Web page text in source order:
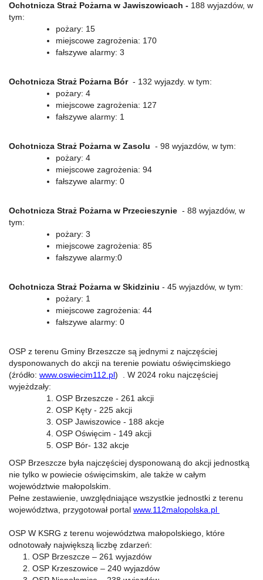
Ochotnicza Straż Pożarna w Jawiszowicach - 188 wyjazdów, w
tym:
pożary: 15
miejscowe zagrożenia: 170
fałszywe alarmy: 3
Ochotnicza Straż Pożarna Bór - 132 wyjazdy. w tym:
pożary: 4
miejscowe zagrożenia: 127
fałszywe alarmy: 1
Ochotnicza Straż Pożarna w Zasolu - 98 wyjazdów, w tym:
pożary: 4
miejscowe zagrożenia: 94
fałszywe alarmy: 0
Ochotnicza Straż Pożarna w Przecieszynie - 88 wyjazdów, w
tym:
pożary: 3
miejscowe zagrożenia: 85
fałszywe alarmy:0
Ochotnicza Straż Pożarna w Skidziniu - 45 wyjazdów, w tym:
pożary: 1
miejscowe zagrożenia: 44
fałszywe alarmy: 0
OSP z terenu Gminy Brzeszcze są jednymi z najczęściej
dysponowanych do akcji na terenie powiatu oświęcimskiego
(źródło: www.oswiecim112.pl) . W 2024 roku najczęściej
wyjeżdzały:
OSP Brzeszcze - 261 akcji
OSP Kęty - 225 akcji
OSP Jawiszowice - 188 akcje
OSP Oświęcim - 149 akcji
OSP Bór- 132 akcje
OSP Brzeszcze była najczęściej dysponowaną do akcji jednostką
nie tylko w powiecie oświęcimskim, ale także w całym
województwie małopolskim.
Pełne zestawienie, uwzględniające wszystkie jednostki z terenu
województwa, przygotował portal www.112malopolska.pl
OSP W KSRG z terenu województwa małopolskiego, które
odnotowały największą liczbę zdarzeń:
OSP Brzeszcze – 261 wyjazdów
OSP Krzeszowice – 240 wyjazdów